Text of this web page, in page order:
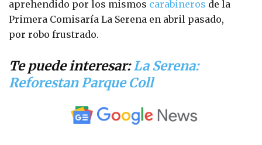
aprehendido por los mismos carabineros de la
Primera Comisaría La Serena en abril pasado,
por robo frustrado.
Te puede interesar:La Serena:
Reforestan Parque Coll